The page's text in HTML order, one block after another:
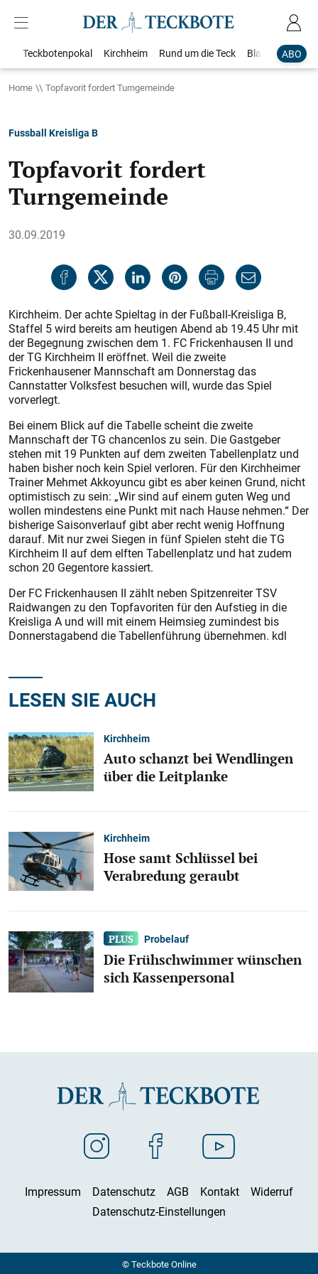
ABO
Teckbotenpokal Kirchheim Rund um die Teck Blaulicht
Home Topfavorit fordert Turngemeinde
Fussball Kreisliga B
Topfavorit fordert
Turngemeinde
30.09.2019
Kirchheim. Der achte Spieltag in der Fußball-Kreisliga B,
Staffel 5 wird bereits am heutigen Abend ab 19.45 Uhr mit
der Begegnung zwischen dem 1. FC Frickenhausen II und
der TG Kirchheim II eröffnet. Weil die zweite
Frickenhausener Mannschaft am Donnerstag das
Cannstatter Volksfest besuchen will, wurde das Spiel
vorverlegt.
Bei einem Blick auf die Tabelle scheint die zweite
Mannschaft der TG chancenlos zu sein. Die Gastgeber
stehen mit 19 Punkten auf dem zweiten Tabellenplatz und
haben bisher noch kein Spiel verloren. Für den Kirchheimer
Trainer Mehmet Akkoyuncu gibt es aber keinen Grund, nicht
optimis­tisch zu sein: „Wir sind auf einem guten Weg und
wollen mindestens eine Punkt mit nach Hause nehmen.“ Der
bisherige Saisonverlauf gibt aber recht wenig Hoffnung
darauf. Mit nur zwei Siegen in fünf Spielen steht die TG
Kirchheim II auf dem elften Tabellenplatz und hat zudem
schon 20 Gegentore kassiert.
Der FC Frickenhausen II zählt neben Spitzenreiter TSV
Raidwangen zu den Topfavoriten für den Aufstieg in die
Kreisliga A und will mit einem Heimsieg zumindest bis
Donnerstagabend die Tabellenführung übernehmen. kdl
LESEN SIE AUCH
Kirchheim
Auto schanzt bei Wendlingen
über die Leitplanke
Kirchheim
Hose samt Schlüssel bei
Verabredung geraubt
Probelauf
Die Frühschwimmer wünschen
sich Kassenpersonal
Impressum Datenschutz AGB Kontakt
Widerruf
Datenschutz-Einstellungen
© Teckbote Online